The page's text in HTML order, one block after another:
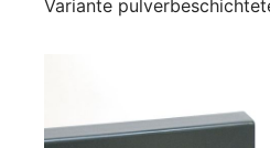
Variante